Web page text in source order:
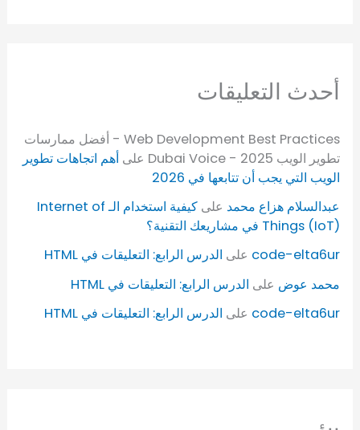
أحدث التعليقات
Web Development Best Practices - أفضل ممارسات
تطوير الويب 2025 - Dubai Voice
علىأهم اتجاهات تطوير
الويب التي يجب أن تتابعها في 2026
عبدالسلام هزاع محمد على
كيفية استخدام الـ Internet of
Things (IoT) في مشاريعك التقنية؟
code-elta6ur على الدرس الرابع: التعليقات في HTML
محمد عوض على الدرس الرابع: التعليقات في HTML
code-elta6ur على الدرس الرابع: التعليقات في HTML